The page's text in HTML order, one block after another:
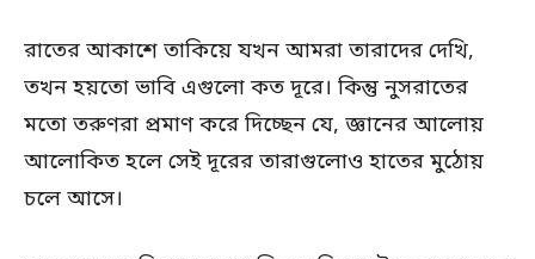
রাতের আকাশে তাকিয়ে যখন আমরা তারাদের দেখি,
তখন হয়তো ভাবি এগুলো কত দূরে। কিন্তু নুসরাতের
মতো তরুণরা প্রমাণ করে দিচ্ছেন যে, জ্ঞানের আলোয়
আলোকিত হলে সেই দূরের তারাগুলোও হাতের মুঠোয়
চলে আসে।